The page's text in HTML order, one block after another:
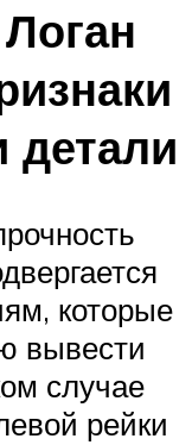
детали
которые
вывести
случае
рейки